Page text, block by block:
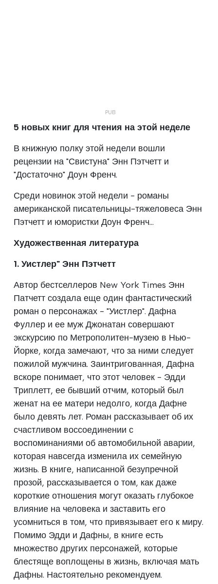
5 новых книг для чтения на этой неделе
В книжную полку этой недели вошли
рецензии на "Свистуна" Энн Пэтчетт и
"Достаточно" Доун Френч.
Среди новинок этой недели - романы
американской писательницы-тяжеловеса Энн
Пэтчетт и юмористки Доун Френч...
Художественная литература
1. Уистлер" Энн Пэтчетт
Автор бестселлеров New York Times Энн
Патчетт создала еще один фантастический
роман о персонажах - "Уистлер". Дафна
Фуллер и ее муж Джонатан совершают
экскурсию по Метрополитен-музею в Нью-
Йорке, когда замечают, что за ними следует
пожилой мужчина. Заинтригованная, Дафна
вскоре понимает, что этот человек - Эдди
Триплетт, ее бывший отчим, который был
женат на ее матери недолго, когда Дафне
было девять лет. Роман рассказывает об их
счастливом воссоединении с
воспоминаниями об автомобильной аварии,
которая навсегда изменила их семейную
жизнь. В книге, написанной безупречной
прозой, рассказывается о том, как даже
короткие отношения могут оказать глубокое
влияние на человека и заставить его
усомниться в том, что привязывает его к миру.
Помимо Эдди и Дафны, в книге есть
множество других персонажей, которые
блестяще воплощены в жизнь, включая мать
Дафны. Настоятельно рекомендуем.